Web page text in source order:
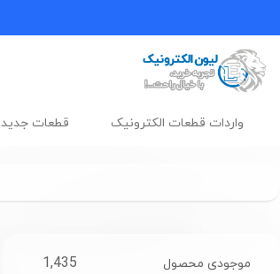
واردات قطعات الکترونیک قطعات جدید
1,435 موجودی محصول